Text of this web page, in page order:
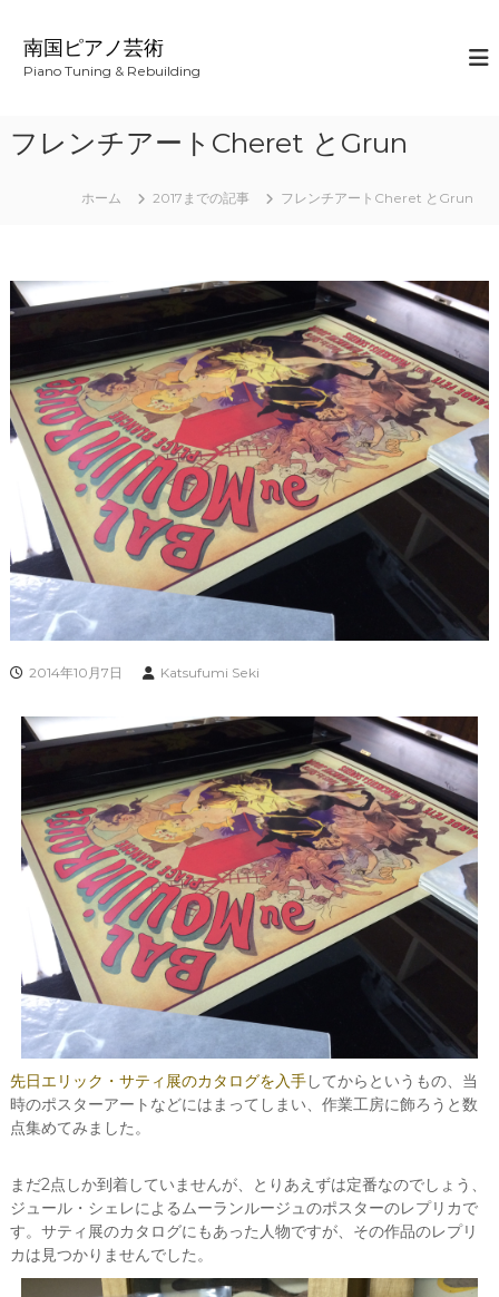
南国ピアノ芸術
Piano Tuning & Rebuilding
フレンチアートCheret とGrun
ホーム 2017までの記事 フレンチアートCheret とGrun
2014年10月7日 Katsufumi Seki
先日エリック・サティ展のカタログを入手してからというもの、当
時のポスターアートなどにはまってしまい、作業工房に飾ろうと数
点集めてみました。
まだ2点しか到着していませんが、とりあえずは定番なのでしょう、
ジュール・シェレによるムーランルージュのポスターのレプリカで
す。サティ展のカタログにもあった人物ですが、その作品のレプリ
カは見つかりませんでした。